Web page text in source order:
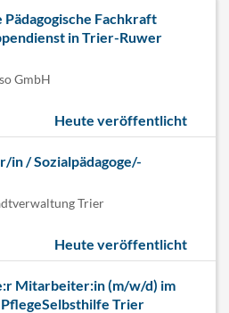
Pädagogische Fachkraft
in Trier-Ruwer
GmbH
Heute veröffentlicht
in / Sozialpädagoge/-
Trier
Heute veröffentlicht
Mitarbeiter:in (m/w/d) im
Trier